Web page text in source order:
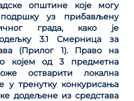
општине које могу
уз прибављену
града, како је
3.1 Смерница за
(Прилог 1). Право на
којем од 3 предметна
остварити локална
у тренутку конкурисања
додељене из средстава